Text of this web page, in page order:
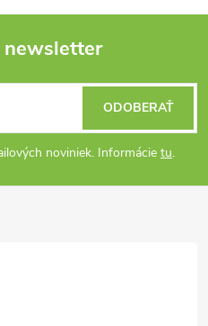
noviniek. Informácie tu.
ODOBERAŤ